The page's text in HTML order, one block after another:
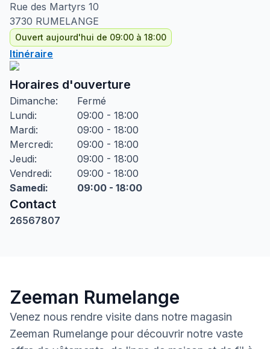
Rue des Martyrs 10
3730 RUMELANGE
Ouvert aujourd'hui de 09:00 à 18:00
Itinéraire
Horaires d'ouverture
Dimanche:
Fermé
Lundi:
09:00 - 18:00
Mardi:
09:00 - 18:00
Mercredi:
09:00 - 18:00
Jeudi:
09:00 - 18:00
Vendredi:
09:00 - 18:00
Samedi: 09:00 - 18:00
Contact
26567807
Zeeman Rumelange
Venez nous rendre visite dans notre magasin
Zeeman Rumelange pour découvrir notre vaste